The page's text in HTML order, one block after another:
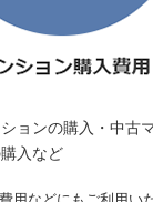
ョンの購入・中古
入など